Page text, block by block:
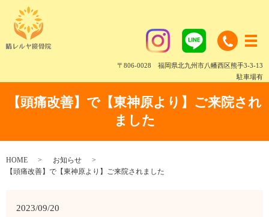
〒806-0028 福岡県北九州市八幡西区熊手3-3-13
駐車場有
【頭痛改善】で【東神原より】ご来院され
ました
HOME
お知らせ
【頭痛改善】で【東神原より】ご来院されました
2023/09/20